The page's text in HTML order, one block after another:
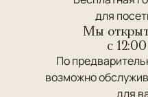
для
Мы
c
По
возможно
для